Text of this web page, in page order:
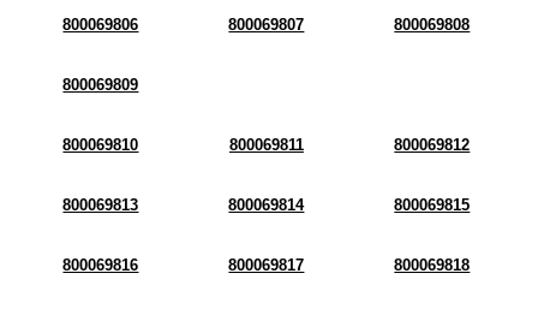
800069806 800069807 800069808
800069809
800069810 800069811 800069812
800069813 800069814 800069815
800069816 800069817 800069818